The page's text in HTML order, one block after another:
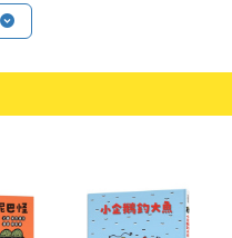
身為大人的我，不禁覺得
真心覺得超適合念給他們
能引起大小讀者的共鳴，
年時的生活經驗連結，並
的故事，是關於價值觀，
定充填在孩子的腦海中？